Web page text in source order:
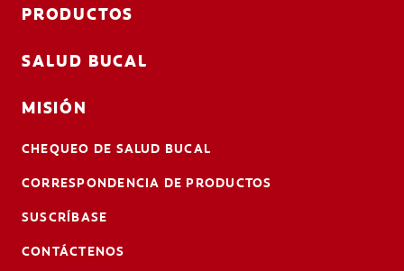
PRODUCTOS
SALUD BUCAL
MISIÓN
CHEQUEO DE SALUD BUCAL
CORRESPONDENCIA DE PRODUCTOS
SUSCRÍBASE
CONTÁCTENOS